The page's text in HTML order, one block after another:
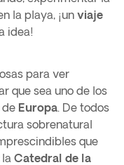
la playa, ¡un viaje
idea!
para ver
que sea uno de los
de Europa. De todos
sobrenatural
que
Catedral de la